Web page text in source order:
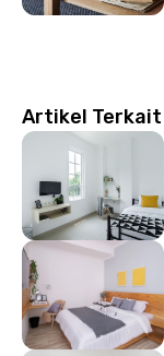
Artikel Terkait